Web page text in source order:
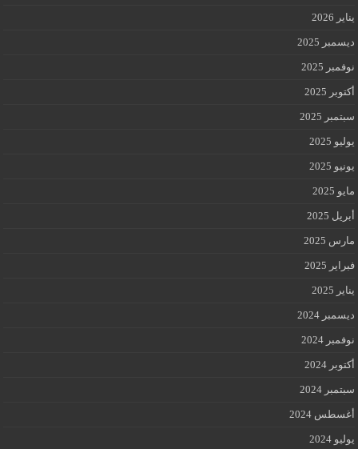
يناير 2026
ديسمبر 2025
نوفمبر 2025
أكتوبر 2025
سبتمبر 2025
يوليو 2025
يونيو 2025
مايو 2025
أبريل 2025
مارس 2025
فبراير 2025
يناير 2025
ديسمبر 2024
نوفمبر 2024
أكتوبر 2024
سبتمبر 2024
أغسطس 2024
يوليو 2024